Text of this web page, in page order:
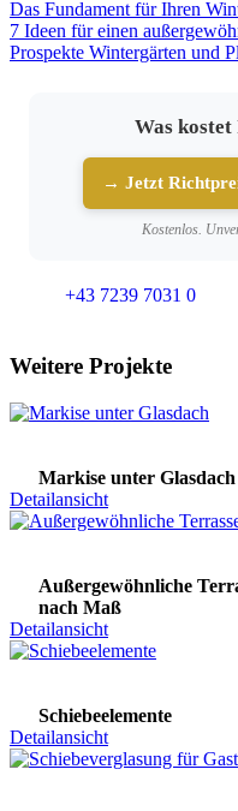
Das Fundament für Ihren
7 Ideen für einen
Prospekte Wintergärten und
Was
→ Jetzt
Kostenlos.
+43 7239 7031 0
Weitere Projekte
Markise unter Glasdach
Detailansicht
Außergewöhnliche
nach Maß
Detailansicht
Schiebeelemente
Detailansicht